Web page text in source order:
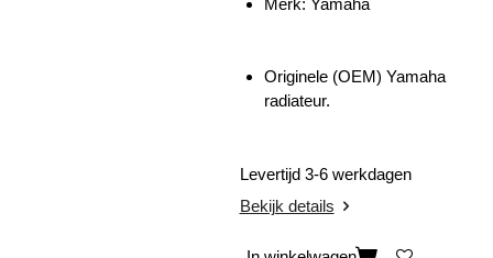
Originele (OEM) Yamaha
radiateur.
Levertijd 3-6 werkdagen
Bekijk details